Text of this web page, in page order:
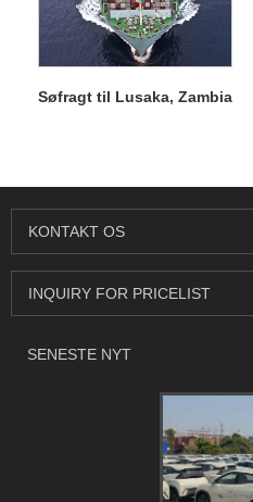
Søfragt til Lusaka, Zambia
KONTAKT OS
INQUIRY FOR PRICELIST
SENESTE NYT